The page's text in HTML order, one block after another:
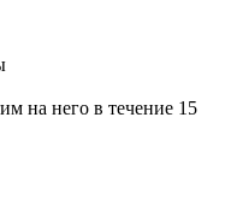
на него в течение 15